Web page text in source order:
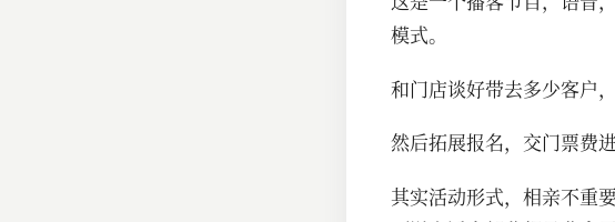
模式。
和门店谈好带去多少客户
然后拓展报名，交门票费
其实活动形式，相亲不重